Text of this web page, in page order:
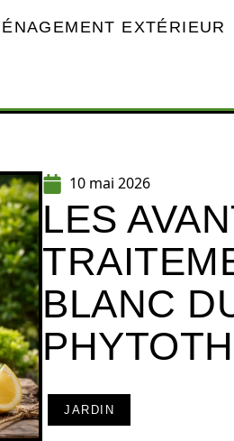
EXTÉRIEUR
10 mai 2026
LES
BLANC
JARDIN